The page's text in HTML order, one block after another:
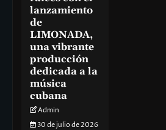
lanzamiento
de
LIMONADA,
una vibrante
producción
dedicada a la
música
cubana
Admin
30 de julio de 2026